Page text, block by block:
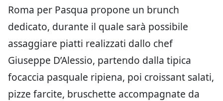
Roma per Pasqua propone un brunch
dedicato, durante il quale sarà possibile
assaggiare piatti realizzati dallo chef
Giuseppe D’Alessio, partendo dalla tipica
focaccia pasquale ripiena, poi croissant salati,
pizze farcite, bruschette accompagnate da